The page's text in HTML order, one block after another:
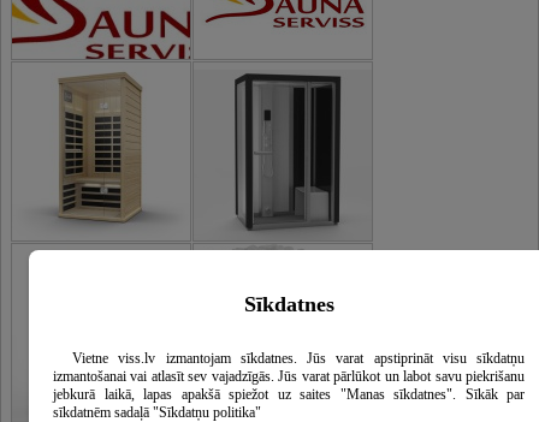
Sīkdatnes
Vietne viss.lv izmantojam sīkdatnes. Jūs varat apstiprināt visu sīkdatņu
izmantošanai vai atlasīt sev vajadzīgās. Jūs varat pārlūkot un labot savu piekrišanu
jebkurā laikā, lapas apakšā spiežot uz saites "Manas sīkdatnes". Sīkāk par
sīkdatnēm sadaļā "Sīkdatņu politika"